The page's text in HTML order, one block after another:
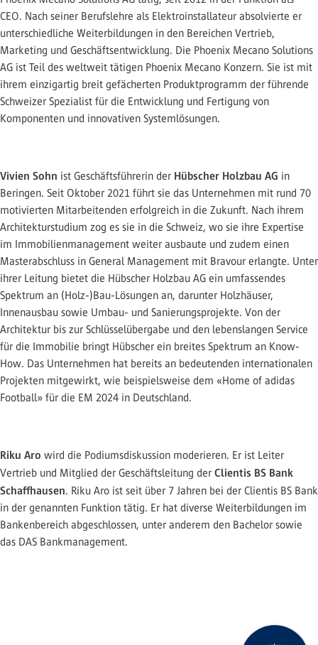
CEO. Nach seiner Berufslehre als Elektroinstallateur absolvierte er
unterschiedliche Weiterbildungen in den Bereichen Vertrieb,
Marketing und Geschäftsentwicklung. Die Phoenix Mecano Solutions
AG ist Teil des weltweit tätigen Phoenix Mecano Konzern. Sie ist mit
ihrem einzigartig breit gefächerten Produktprogramm der führende
Schweizer Spezialist für die Entwicklung und Fertigung von
Komponenten und innovativen Systemlösungen.
Vivien Sohn ist Geschäftsführerin der Hübscher Holzbau AG in
Beringen. Seit Oktober 2021 führt sie das Unternehmen mit rund 70
motivierten Mitarbeitenden erfolgreich in die Zukunft. Nach ihrem
Architekturstudium zog es sie in die Schweiz, wo sie ihre Expertise
im Immobilienmanagement weiter ausbaute und zudem einen
Masterabschluss in General Management mit Bravour erlangte. Unter
ihrer Leitung bietet die Hübscher Holzbau AG ein umfassendes
Spektrum an (Holz-)Bau-Lösungen an, darunter Holzhäuser,
Innenausbau sowie Umbau- und Sanierungsprojekte. Von der
Architektur bis zur Schlüsselübergabe und den lebenslangen Service
für die Immobilie bringt Hübscher ein breites Spektrum an Know-
How. Das Unternehmen hat bereits an bedeutenden internationalen
Projekten mitgewirkt, wie beispielsweise dem «Home of adidas
Football» für die EM 2024 in Deutschland.
Riku Aro wird die Podiumsdiskussion moderieren. Er ist Leiter
Vertrieb und Mitglied der Geschäftsleitung der Clientis BS Bank
Schaffhausen. Riku Aro ist seit über 7 Jahren bei der Clientis BS Bank
in der genannten Funktion tätig. Er hat diverse Weiterbildungen im
Bankenbereich abgeschlossen, unter anderem den Bachelor sowie
das DAS Bankmanagement.